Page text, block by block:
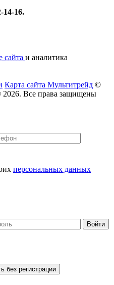
14-16.
сайта и аналитика
Карта сайта Мультитрейд ©
Все права защищены
персональных данных
без регистрации